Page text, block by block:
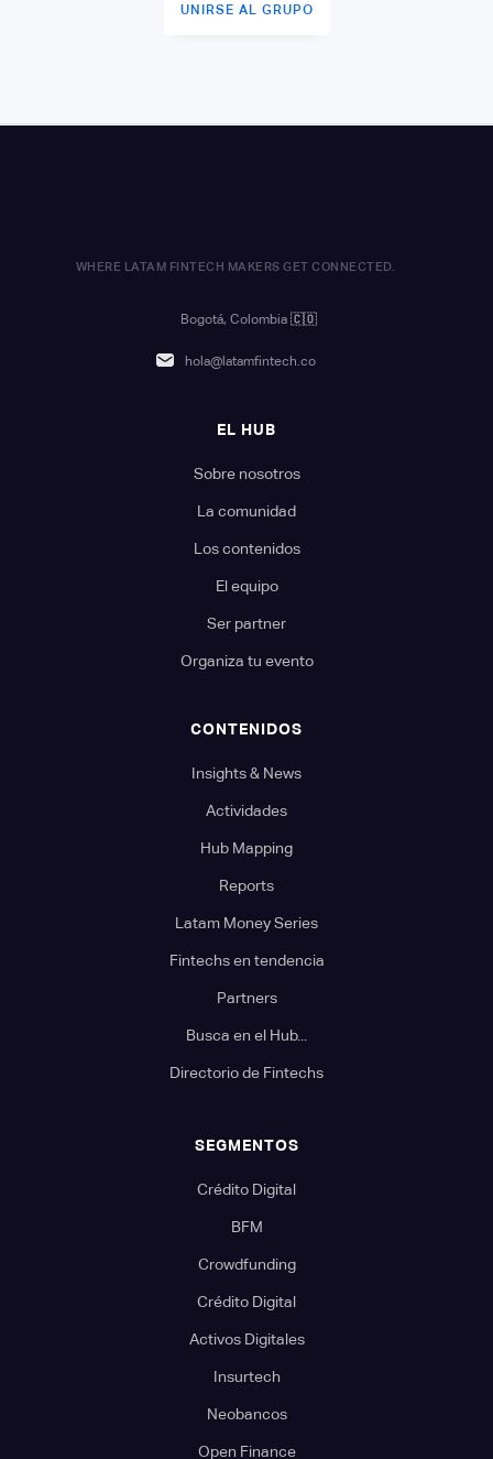
UNIRSE AL GRUPO
WHERE LATAM FINTECH MAKERS GET CONNECTED.
Bogotá, Colombia 🇨🇴
hola@latamfintech.co
EL HUB
Sobre nosotros
La comunidad
Los contenidos
El equipo
Ser partner
Organiza tu evento
CONTENIDOS
Insights & News
Actividades
Hub Mapping
Reports
Latam Money Series
Fintechs en tendencia
Partners
Busca en el Hub...
Directorio de Fintechs
SEGMENTOS
Crédito Digital
BFM
Crowdfunding
Crédito Digital
Activos Digitales
Insurtech
Neobancos
Open Finance